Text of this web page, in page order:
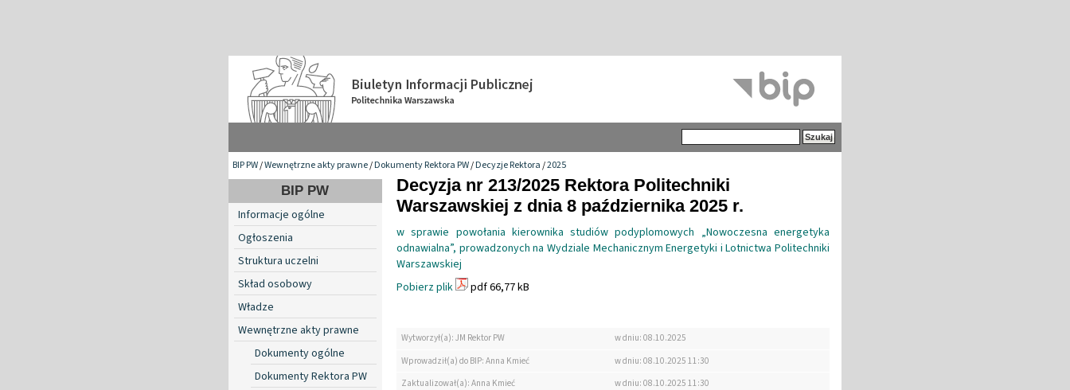
BIP PW/Wewnętrzne akty prawne/Dokumenty Rektora PW/Decyzje Rektora/2025
BIP PW
Informacje ogólne
Ogłoszenia
Struktura uczelni
Skład osobowy
Władze
Wewnętrzne akty prawne
Dokumenty ogólne
Dokumenty Rektora PW
Decyzja nr 213/2025 Rektora Politechniki
Warszawskiej z dnia 8 października 2025 r.
w sprawie powołania kierownika studiów podyplomowych „Nowoczesna energetyka
odnawialna”, prowadzonych na Wydziale Mechanicznym Energetyki i Lotnictwa Politechniki
Warszawskiej
Pobierz plik
pdf 66,77 kB
Wytworzył(a): JM Rektor PW
w dniu: 08.10.2025
Wprowadził(a) do BIP: Anna Kmieć
w dniu: 08.10.2025 11:30
Zaktualizował(a): Anna Kmieć
w dniu: 08.10.2025 11:30